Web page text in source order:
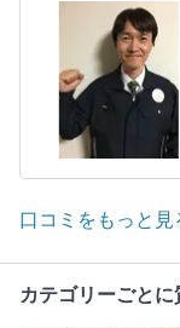
口コミをもっと見
カテゴリーごとに